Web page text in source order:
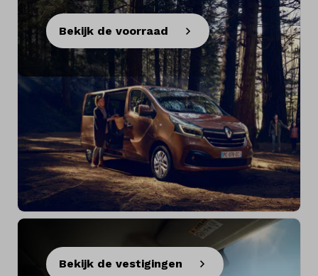
Bekijk de voorraad
Bekijk de vestigingen